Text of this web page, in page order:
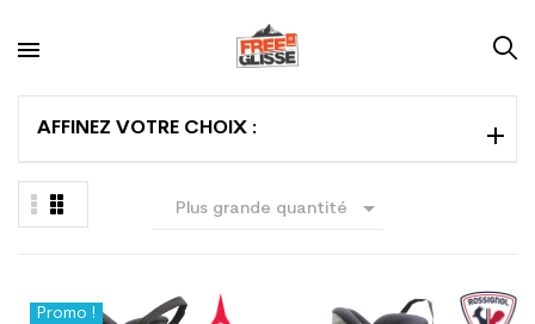
AFFINEZ VOTRE CHOIX :
Plus grande quantité 
Promo !